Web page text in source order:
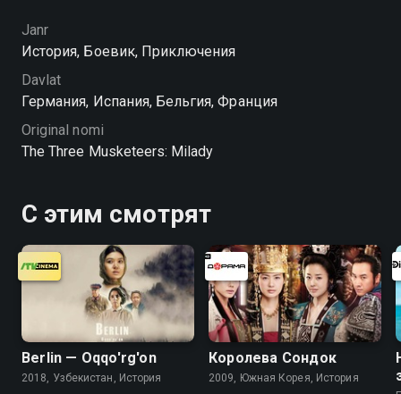
Janr
История, Боевик, Приключения
Davlat
Германия, Испания, Бельгия, Франция
Original nomi
The Three Musketeers: Milady
С этим смотрят
Berlin — Oqqo'rg'on
2018, Узбекистан, История
Королева Сондок
2009, Южная Корея, История